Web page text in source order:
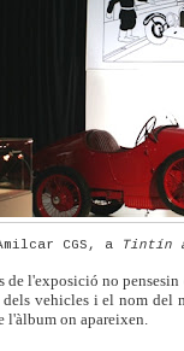
CGS, a Tintín
de l'exposició no
vehicles i el nom del
l'àlbum on apareixen.